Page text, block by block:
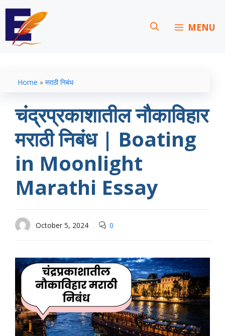
Skip
content
MENU
Home » मराठी निबंध
चंद्रप्रकाशातील नौकाविहार
मराठी निबंध | Boating
in Moonlight
Marathi Essay
October 5, 2024 0